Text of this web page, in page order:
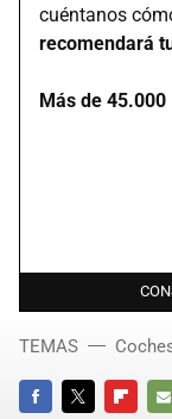
cuéntanos
recomendará
Más de
TEMAS